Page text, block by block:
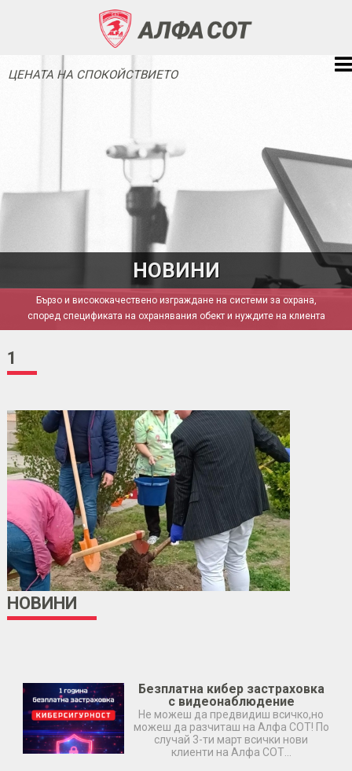
ЦЕНАТА НА СПОКОЙСТВИЕТО
НОВИНИ
Бързо и висококачествено изграждане на системи за охрана,
според спецификата на охранявания обект и нуждите на клиента
1
НОВИНИ
Безплатна кибер застраховка
с видеонаблюдение
Не можеш да предвидиш всичко,но
можеш да разчиташ на Алфа СОТ! По
случай 3-ти март всички нови
клиенти на Алфа СОТ…